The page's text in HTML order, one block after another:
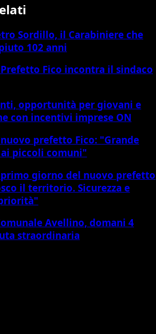
Sordillo, il Carabiniere che
102 anni
Fico incontra il sindaco
opportunità per giovani e
con incentivi imprese ON
prefetto Fico: "Grande
piccoli comuni"
giorno del nuovo prefetto
il territorio. Sicurezza e
Avellino, domani 4
straordinaria